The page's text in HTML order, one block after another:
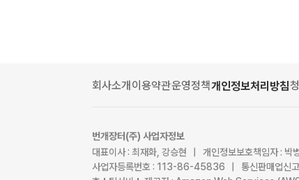
회사소개이용약관운영정책개인정보처리방침
번개장터(주) 사업자정보
대표이사 : 최재화, 강승현 | 개인정보보호책임자 : 박
사업자등록번호 : 113-86-45836 | 통신판매업신